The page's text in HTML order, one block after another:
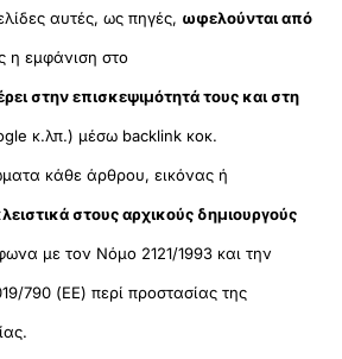
αυτές, ως πηγές, ωφελούνται από
η εμφάνιση στο
στην επισκεψιμότητά τους και στη
κ.λπ.) μέσω backlink κοκ.
κάθε άρθρου, εικόνας ή
στους αρχικούς δημιουργούς
με τον Νόμο 2121/1993 και την
790 (ΕΕ) περί προστασίας της